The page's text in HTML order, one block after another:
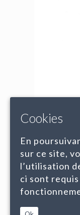
Cookies
En
sur ce site,
l’utilisation
ci sont